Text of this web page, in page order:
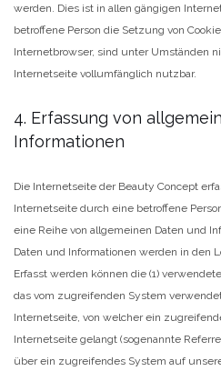
werden. Dies ist in allen gängigen
betroffene Person die Setzung von
Internetbrowser, sind unter Umständen
Internetseite vollumfänglich nutzbar.
4. Erfassung von
Informationen
Die Internetseite der Beauty Concept
Internetseite durch eine betroffene
eine Reihe von allgemeinen Daten und
Daten und Informationen werden in den
Erfasst werden können die (1)
das vom zugreifenden System
Internetseite, von welcher ein
Internetseite gelangt (sogenannte
über ein zugreifendes System auf